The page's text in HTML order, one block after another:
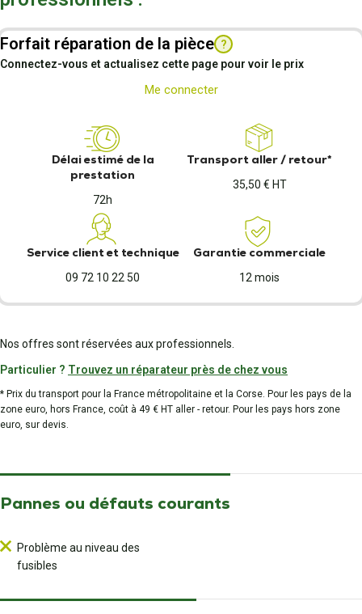
Forfait réparation de la pièce ?
Connectez-vous et actualisez cette page pour voir le prix
Me connecter
Délai estimé de la
prestation
72h
Transport aller / retour*
35,50 € HT
Service client et technique
09 72 10 22 50
Garantie commerciale
12 mois
Nos offres sont réservées aux professionnels.
Particulier ? Trouvez un réparateur près de chez vous
* Prix du transport pour la France métropolitaine et la Corse. Pour les pays de la
zone euro, hors France, coût à 49 € HT aller - retour. Pour les pays hors zone
euro, sur devis.
Pannes ou défauts courants
Problème au niveau des
fusibles